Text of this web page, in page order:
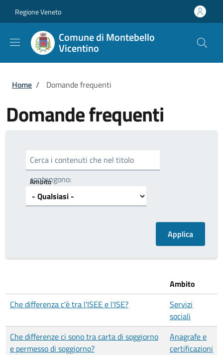
Regione Veneto
Comune di Montebello
Vicentino
Briciole di pane
Home / Domande frequenti
Domande frequenti
Cerca i contenuti che nel titolo
contengono:
Ambito
Ambito
Che differenza c'è tra l'ISEE e l'ISE?
Servizi
sociali
Che differenze ci sono tra carta di soggiorno
e permesso di soggiorno?
Anagrafe e
certificazioni